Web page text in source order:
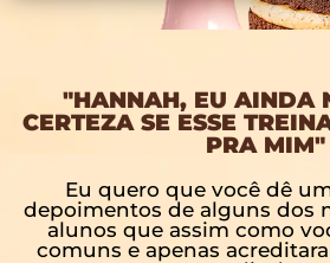
"HANNAH, EU AINDA
CERTEZA SE ESSE
PRA MIM"
Eu quero que você dê
depoimentos de alguns dos
alunos que assim como
comuns e apenas